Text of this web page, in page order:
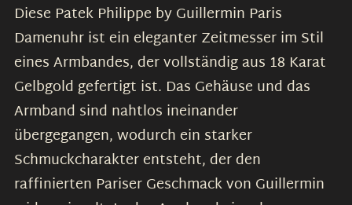
Diese Patek Philippe by Guillermin Paris
Damenuhr ist ein eleganter Zeitmesser im Stil
eines Armbandes, der vollständig aus 18 Karat
Gelbgold gefertigt ist. Das Gehäuse und das
Armband sind nahtlos ineinander
übergegangen, wodurch ein starker
Schmuckcharakter entsteht, der den
raffinierten Pariser Geschmack von Guillermin